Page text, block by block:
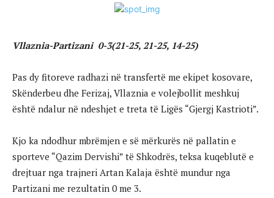
Vllaznia-Partizani 0-3(21-25, 21-25, 14-25)
Pas dy fitoreve radhazi në transfertë me ekipet kosovare,
Skënderbeu dhe Ferizaj, Vllaznia e volejbollit meshkuj
është ndalur në ndeshjet e treta të Ligës “Gjergj Kastrioti”.
Kjo ka ndodhur mbrëmjen e së mërkurës në pallatin e
sporteve “Qazim Dervishi” të Shkodrës, teksa kuqeblutë e
drejtuar nga trajneri Artan Kalaja është mundur nga
Partizani me rezultatin 0 me 3.